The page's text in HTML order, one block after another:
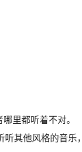
里都听着不对。
其他风格的音